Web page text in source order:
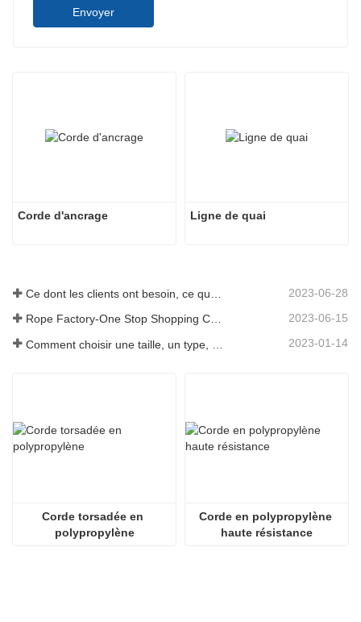
Envoyer
Corde d'ancrage Ligne de quai
2023-06-28
Rope Factory-One Stop Shopping Center-Tai an Rope LTD 2023-06-15
2023-01-14
Corde torsadée en
polypropylène
Corde en polypropylène
haute résistance